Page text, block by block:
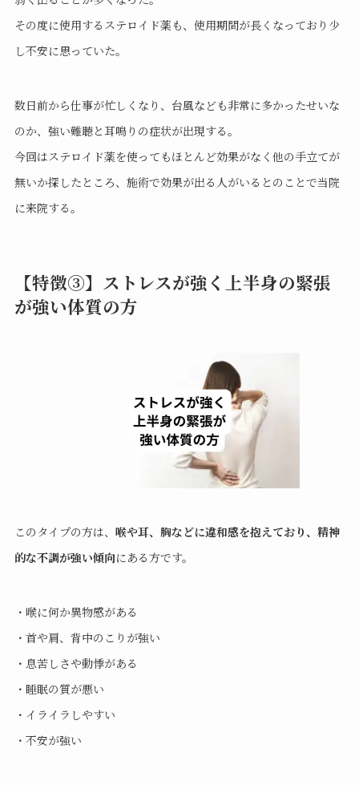
その度に使用するステロイド薬も、使用期間が長くなっており少
し不安に思っていた。
数日前から仕事が忙しくなり、台風なども非常に多かったせいな
のか、強い難聴と耳鳴りの症状が出現する。
今回はステロイド薬を使ってもほとんど効果がなく他の手立てが
無いか探したところ、施術で効果が出る人がいるとのことで当院
に来院する。
【特徴③】ストレスが強く上半身の緊張
が強い体質の方
このタイプの方は、 喉や耳、胸などに違和感を抱えており、精神
的な不調が強い傾向にある方です。
・喉に何か異物感がある
・首や肩、背中のこりが強い
・息苦しさや動悸がある
・睡眠の質が悪い
・イライラしやすい
・不安が強い